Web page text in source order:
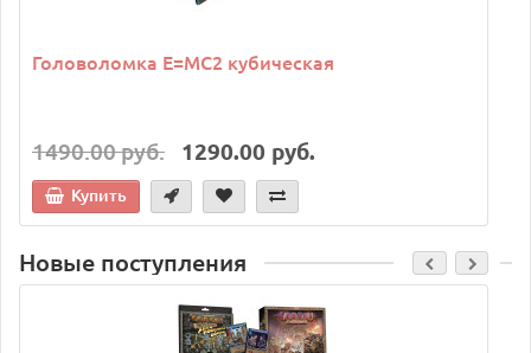
Головоломка E=MC2 кубическая
1490.00 руб. 1290.00 руб.
Купить
Новые поступления